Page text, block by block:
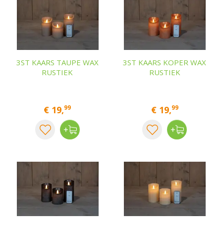
3ST KAARS TAUPE WAX
RUSTIEK
€ 19,99
3ST KAARS KOPER WAX
RUSTIEK
€ 19,99